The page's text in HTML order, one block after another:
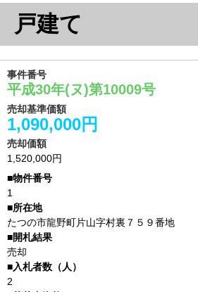
戸建て
事件番号
平成30年(ヌ)第10009号
売却基準価額
1,090,000円
売却価額
1,520,000円
1
たつの市龍野町片山字村裏７５９番地
売却
2